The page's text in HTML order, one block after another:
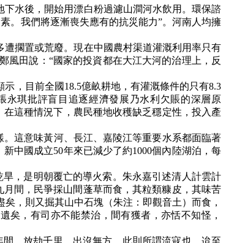
下水後，開始用漂白粉過濾山澗河水飲用。環保諮
。我們將逐漸喪失應有的抗災能力”。河南人均擁
擱置或荒廢。現在中國農村渠道灌溉利用率只有
風田說：“國家的投資都在大江大河的治理上，反
示，目前全國18.5億畝耕地，有灌溉條件的只有8.3
永琪批評盲目追逐經濟發展乃水利欠賬的深層原
這種情況下，農民種地收穫缺乏穩定性，投入產
這意味黃河、長江、嘉陵江等重要水系都面臨著
中國成立50年來已減少了約1000個內陸湖泊，每
旱，是明朝覆亡的導火索。朱永嘉引述清人計雲計
間，民爭採山間蓬草而食，其粒類糠皮，其味苦
，則又掘其山中石塊（朱注：即觀音土）而食，
矣，有司亦不能禁治，間有獲者，亦恬不知怪，
，放劫千里，出沒無方，此則所謂流寇也。迨至